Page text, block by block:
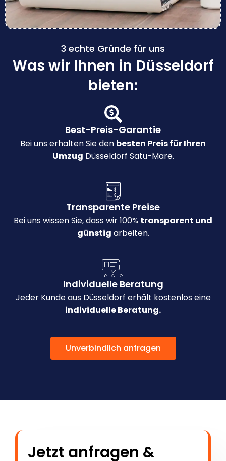
3 echte Gründe für uns
Was wir Ihnen in Düsseldorf
bieten:
Best-Preis-Garantie
Bei uns erhalten Sie den besten Preis für Ihren
Umzug Düsseldorf Satu-Mare.
Transparente Preise
Bei uns wissen Sie, dass wir 100% transparent und
günstig arbeiten.
Individuelle Beratung
Jeder Kunde aus Düsseldorf erhält kostenlos eine
individuelle Beratung.
Unverbindlich anfragen
Jetzt anfragen &